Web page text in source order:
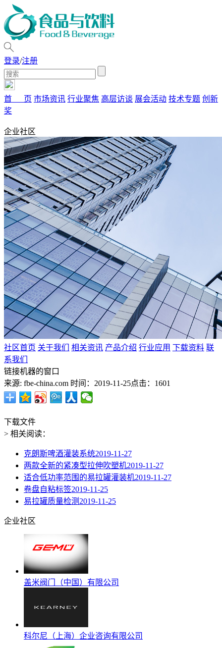
登录/注册
首 页 市场资讯 行业聚焦 高层访谈 展会活动 技术专题 创新
奖
企业社区
社区首页 关于我们 相关资讯 产品介绍 行业应用 下载资料 联
系我们
链接机器的窗口
来源: fbe-china.com 时间：2019-11-25点击：1601
下载文件
> 相关阅读：
克朗斯啤酒灌装系统2019-11-27
两款全新的紧凑型拉伸吹塑机2019-11-27
适合低功率范围的易拉罐灌装机2019-11-27
卷盘自粘标签2019-11-25
易拉罐质量检测 2019-11-25
企业社区
盖米阀门（中国）有限公司
科尔尼（上海）企业咨询有限公司